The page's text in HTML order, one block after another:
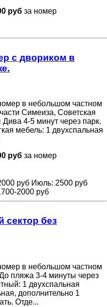
руб за номер
с двориком в
в небольшом частном
Симеиза, Советская
4-5 минут через парк.
мебель: 1 двухспальная
руб за номер
руб Июль: 2500 руб
2000 руб
сектор без
в небольшом частном
пляжа 3-4 минуты через
1 двухспальная
дополнительно 1
Отде...